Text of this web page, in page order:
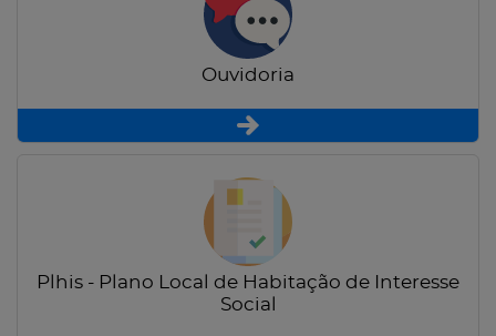
Ouvidoria
Plhis - Plano Local de Habitação de Interesse
Social